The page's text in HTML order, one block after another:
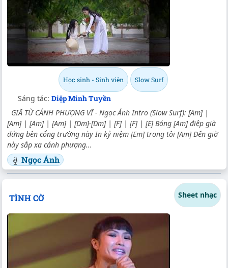
Học sinh - Sinh viên Slow Surf
Sáng tác: Diệp Minh Tuyền
GIÃ TỪ CÁNH PHƯỢNG VĨ - Ngọc Ánh Intro (Slow Surf): [Am] |
[Am] | [Am] | [Am] | [Dm]-[Dm] | [F] | [F] | [E] Bóng [Am] điệp già
đứng bên cổng trường này In kỷ niệm [Em] trong tôi [Am] Đến giờ
này sắp xa cánh phượng...
Ngọc Ánh
TÌNH CỜ Sheet nhạc